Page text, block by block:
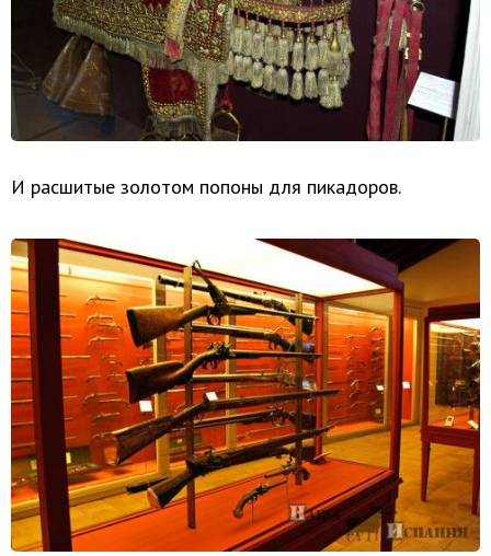
И расшитые золотом попоны для пикадоров.